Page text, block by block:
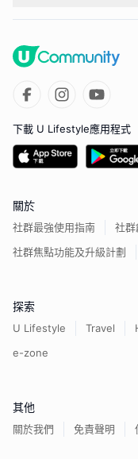
下載 U Lifestyle應用程式
關於
社群最強使用指南
社群
社群焦點功能及升級計劃
探索
U Lifestyle Travel
e-zone
其他
關於我們 免責聲明